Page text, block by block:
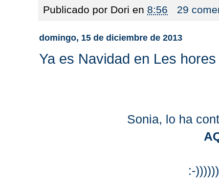
Publicado por Dori en 8:56 29
domingo, 15 de diciembre de 2013
Ya es Navidad en Les
Sonia, lo ha
:-